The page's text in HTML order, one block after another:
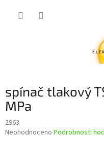
spínač tlakový
MPa
2963
Průměrné
Neohodnoceno Podrobnosti